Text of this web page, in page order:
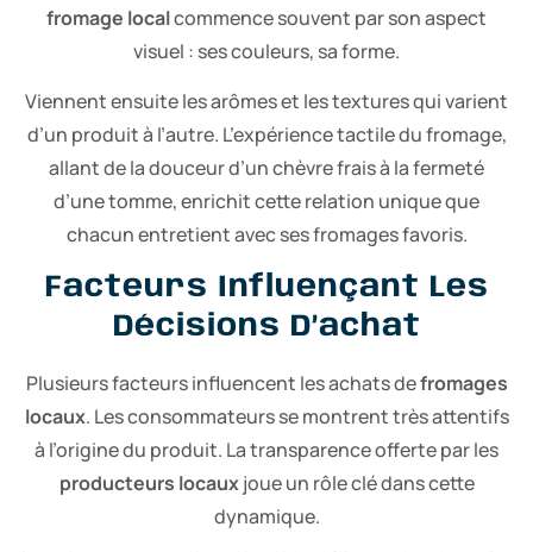
fromage localcommence souvent par son aspect
visuel : ses couleurs, sa forme.
Viennent ensuite les arômes et les textures qui varient
d’un produit à l’autre. L’expérience tactile du fromage,
allant de la douceur d’un chèvre frais à la fermeté
d’une tomme, enrichit cette relation unique que
chacun entretient avec ses fromages favoris.
Facteurs Influençant Les
Décisions D’achat
Plusieurs facteurs influencent les achats defromages
locaux. Les consommateurs se montrent très attentifs
à l’origine du produit. La transparence offerte par les
producteurs locauxjoue un rôle clé dans cette
dynamique.